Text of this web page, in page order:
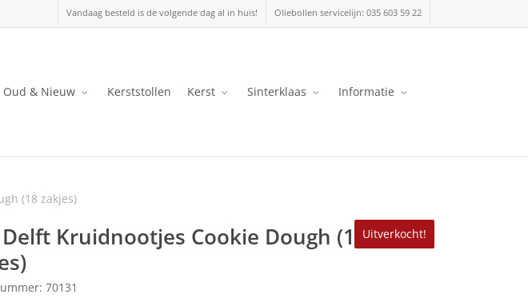
Vandaag besteld is de volgende dag al in huis! Oliebollen servicelijn: 035 603 59 22
Oud & Nieuw Kerststollen Kerst Sinterklaas Informatie
(18 zakjes)
Uitverkocht!
Kruidnootjes Cookie Dough (18
70131